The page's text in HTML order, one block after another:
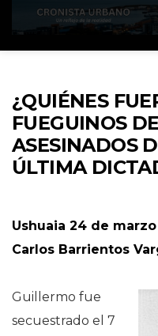
¿QUIÉNES
FUEGUINOS
ASESINADOS
ÚLTIMA
Ushuaia 24 de
Carlos Barrientos
Guillermo fue
secuestrado el 7